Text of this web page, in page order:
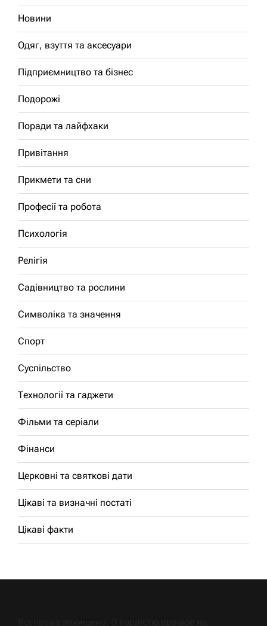
Новини
Одяг, взуття та аксесуари
Підприємництво та бізнес
Подорожі
Поради та лайфхаки
Привітання
Прикмети та сни
Професії та робота
Психологія
Релігія
Садівництво та рослини
Символіка та значення
Спорт
Суспільство
Технології та гаджети
Фільми та серіали
Фінанси
Церковні та святкові дати
Цікаві та визначні постаті
Цікаві факти